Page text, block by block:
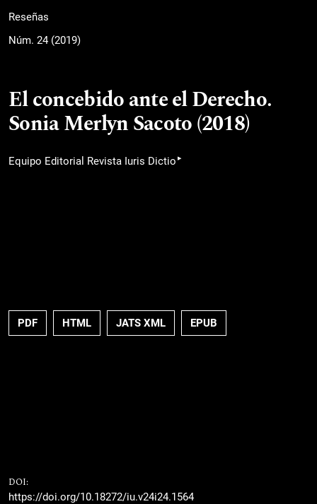
Reseñas
Núm. 24 (2019)
El concebido ante el Derecho.
Sonia Merlyn Sacoto (2018)
Equipo Editorial Revista Iuris Dictio ▸
PDF HTML JATS XML EPUB
DOI:
https://doi.org/10.18272/iu.v24i24.1564